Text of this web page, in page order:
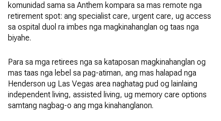
komunidad sama sa Anthem kompara sa mas remote nga
retirement spot: ang specialist care, urgent care, ug access
sa ospital duol ra imbes nga magkinahanglan og taas nga
biyahe.
Para sa mga retirees nga sa kataposan magkinahanglan og
mas taas nga lebel sa pag-atiman, ang mas halapad nga
Henderson ug Las Vegas area naghatag pud og lainlaing
independent living, assisted living, ug memory care options
samtang nagbag-o ang mga kinahanglanon.